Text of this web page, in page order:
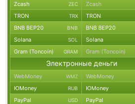
Zcash ZEC Zcash
TRON TRX TRON
BNB BEP20 BNB BNB BEP20
Solana SOL Solana
Gram (Toncoin) GRAM Gram (Toncoin)
Электронные деньги
WebMoney WMZ WebMoney
ЮMoney RUB ЮMoney
PayPal USD PayPal